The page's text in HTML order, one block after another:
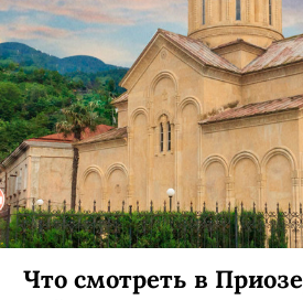
Что смотреть в